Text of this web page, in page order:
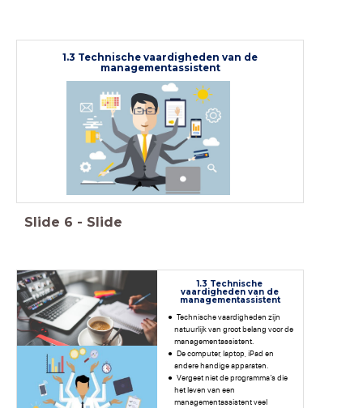
1.3 Technische vaardigheden van de
managementassistent
Slide 6 - Slide
1.3 Technische
vaardigheden van de
managementassistent
Technische vaardigheden zijn
natuurlijk van groot belang voor de
managementassistent.
De computer, laptop, iPad en
andere handige apparaten.
Vergeet niet de programma’s die
het leven van een
managementassistent veel